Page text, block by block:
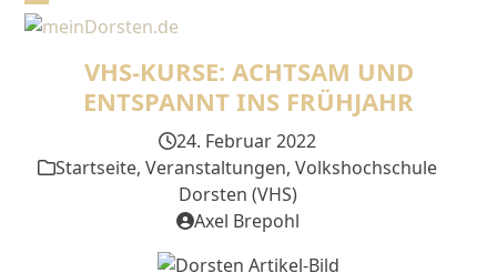
SkipOpen
mobile
menu
Close
mobile
menu
VHS-KURSE: ACHTSAM UND
ENTSPANNT INS FRÜHJAHR
24. Februar 2022
Startseite, Veranstaltungen, Volkshochschule
Dorsten (VHS)
Axel Brepohl